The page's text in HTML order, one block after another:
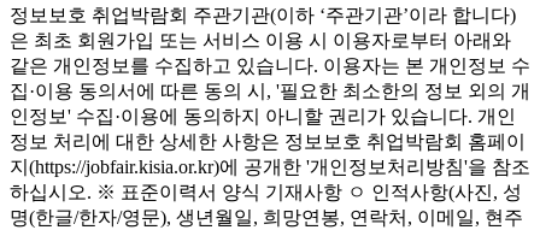
정보보호 취업박람회 주관기관(이하 ‘주관기관’이라 합니다)
은 최초 회원가입 또는 서비스 이용 시 이용자로부터 아래와
같은 개인정보를 수집하고 있습니다. 이용자는 본 개인정보 수
집·이용 동의서에 따른 동의 시, '필요한 최소한의 정보 외의 개
인정보' 수집·이용에 동의하지 아니할 권리가 있습니다. 개인
정보 처리에 대한 상세한 사항은 정보보호 취업박람회 홈페이
지(https://jobfair.kisia.or.kr)에 공개한 '개인정보처리방침'을 참조
하십시오. ※ 표준이력서 양식 기재사항 ㅇ 인적사항(사진, 성
명(한글/한자/영문), 생년월일, 희망연봉, 연락처, 이메일, 현주